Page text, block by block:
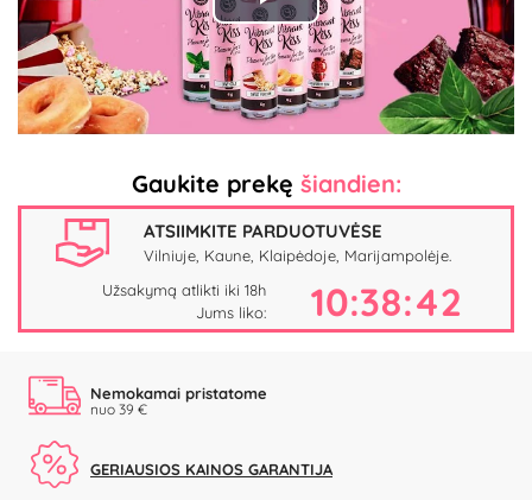
Play
Video
Gaukite prekę šiandien:
ATSIIMKITE PARDUOTUVĖSE
Vilniuje, Kaune, Klaipėdoje, Marijampolėje.
Užsakymą atlikti iki 18h
Jums liko:
10:38:41
Nemokamai pristatome
nuo 39 €
GERIAUSIOS KAINOS GARANTIJA